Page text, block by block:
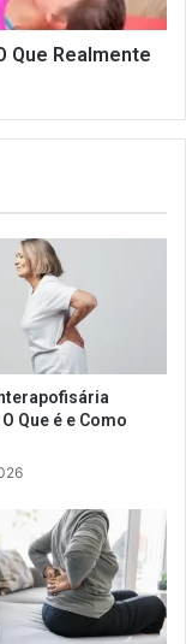
Que Realmente
Que é e Como